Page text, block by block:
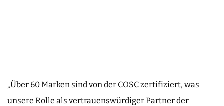
„Über 60 Marken sind von der COSC zertifiziert, was
unsere Rolle als vertrauenswürdiger Partner der